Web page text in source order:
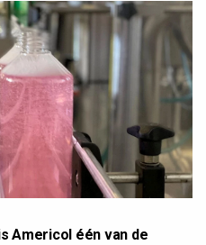
Americol één van de